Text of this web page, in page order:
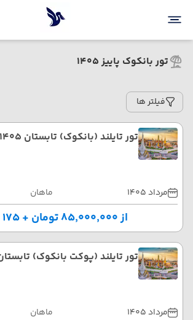
تور بانکوک پاییز 1405
فیلتر ها
تور تایلند (بانکوک) تابستان 1405
مرداد 1405 ماهان
از ۸۵٬۰۰۰٬۰۰۰ تومان + ۱۷۵ دلار
تور تایلند (پوکت بانکوک) تابستان 1405
مرداد 1405 ماهان